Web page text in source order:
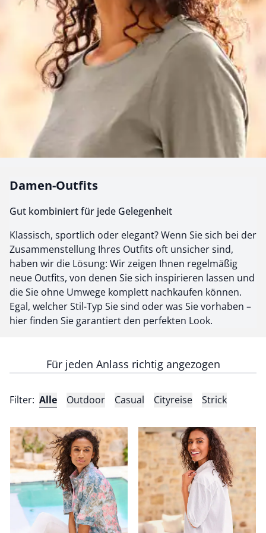
Damen-Outfits
Gut kombiniert für jede Gelegenheit
Klassisch, sportlich oder elegant? Wenn Sie sich bei der
Zusammenstellung Ihres Outfits oft unsicher sind,
haben wir die Lösung: Wir zeigen Ihnen regelmäßig
neue Outfits, von denen Sie sich inspirieren lassen und
die Sie ohne Umwege komplett nachkaufen können.
Egal, welcher Stil-Typ Sie sind oder was Sie vorhaben –
hier finden Sie garantiert den perfekten Look.
Für jeden Anlass richtig angezogen
Filter: Alle Outdoor Casual Cityreise Strick
undefined
Seersucker Hemdbluse
Passform Outfit. Seersucker Hemdbluse
Passform Outfit.